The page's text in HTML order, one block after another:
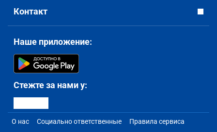
Контакт
Наше приложение:
Стежте за нами у:
О нас Социально ответственные Правила сервиса